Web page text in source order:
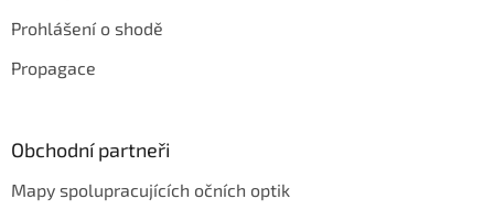
Prohlášení o shodě
Propagace
Obchodní partneři
Mapy spolupracujících očních optik